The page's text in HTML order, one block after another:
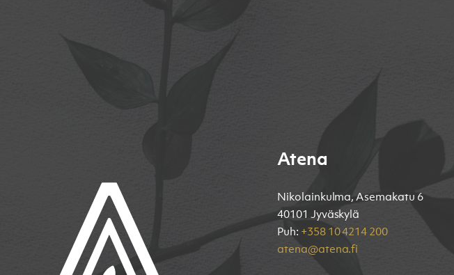
Atena
Nikolainkulma, Asemakatu 6
40101 Jyväskylä
Puh: +358 10 4214 200
atena@atena.fi